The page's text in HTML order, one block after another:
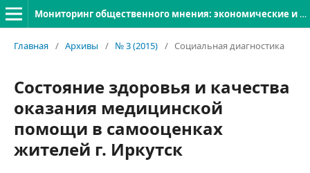
Мониторинг общественного мнения: экономические и социальные перемены
Главная / Архивы / № 3 (2015) / Социальная диагностика
Состояние здоровья и качества
оказания медицинской
помощи в самооценках
жителей г. Иркутск